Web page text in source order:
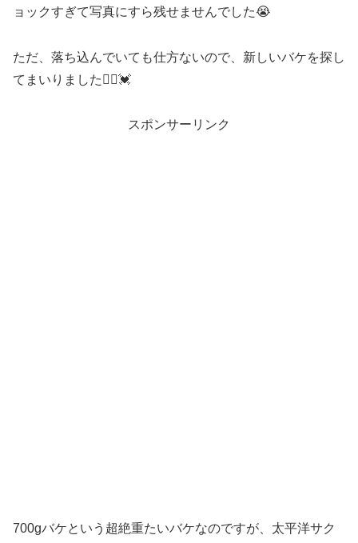
ョックすぎて写真にすら残せませんでした😭
ただ、落ち込んでいても仕方ないので、新しいバケを探し
てまいりました🏃‍♀️💓
スポンサーリンク
700gバケという超絶重たいバケなのですが、太平洋サク